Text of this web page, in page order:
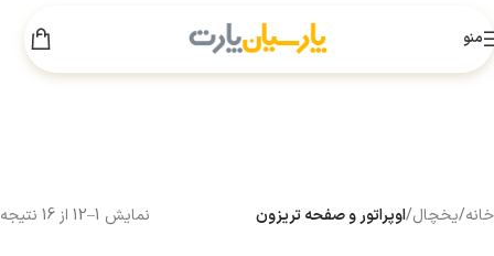
منو
خانه/یخچال/اوپراتور و صفحه تریزون نمایش 1–12 از 16 نتیجه